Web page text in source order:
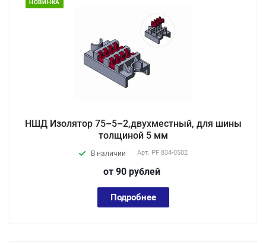
НОВИНКА
НШД Изолятор 75–5–2,двухместный, для шины
толщиной 5 мм
В наличии Арт. PF 834-0502
от 90 рублей
Подробнее